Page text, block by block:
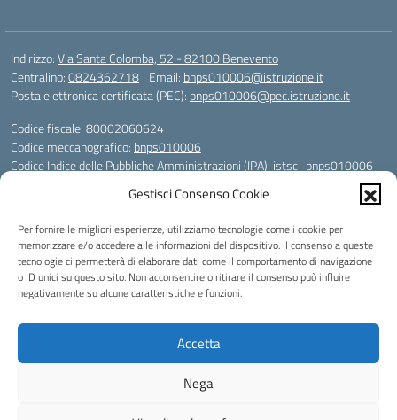
Gestisci Consenso Cookie
Per fornire le migliori esperienze, utilizziamo tecnologie come i cookie per
memorizzare e/o accedere alle informazioni del dispositivo. Il consenso a queste
tecnologie ci permetterà di elaborare dati come il comportamento di navigazione
o ID unici su questo sito. Non acconsentire o ritirare il consenso può influire
negativamente su alcune caratteristiche e funzioni.
Accetta
Nega
Indirizzo:Via Santa Colomba, 52 - 82100 Benevento
Centralino:0824362718 Email: bnps010006@istruzione.it
Posta elettronica certificata (PEC): bnps010006@pec.istruzione.it
Codice fiscale: 80002060624
Codice meccanografico: bnps010006
Codice Indice delle Pubbliche Amministrazioni (IPA): istsc_bnps010006
Codice Univoco per le fatture elettroniche: UFHWS5
Liceo Scientifico "Gaetano Rummo"
Conto Corrente Bancario (C.C.B.):
IT17 H 03069 15003 100000046036
Conto Tesoreria
CODICE TESORERIA: TU-421-0310110
IBAN: IT 84 E 01000 04306 TU0000017891